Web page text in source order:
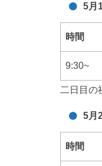
5月
時間
9:30~
二日目の
5月
時間